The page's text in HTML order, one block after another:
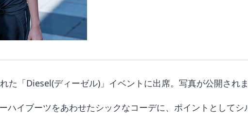
た「Diesel(ディーゼル)」イベントに出席。写真が公開されま
ハイブーツをあわせたシックなコーデに、ポイントとして